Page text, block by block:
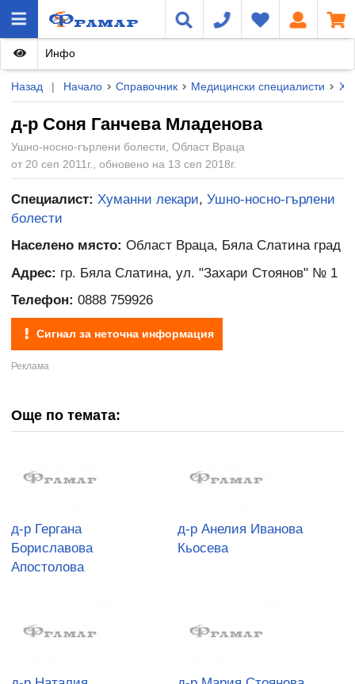
Назад | Начало Справочник Медицински специалисти
д-р Соня Ганчева Младенова
Ушно-носно-гърлени болести, Област Враца
от 20 сеп 2011г., обновено на 13 сеп 2018г.
Инфо
Специалист: Хуманни лекари, Ушно-носно-гърлени
болести
Населено място: Област Враца, Бяла Слатина град
Адрес: гр. Бяла Слатина, ул. "Захари Стоянов" № 1
Телефон: 0888 759926
Сигнал за неточна информация
Още по темата:
д-р Гергана
Бориславова
Апостолова
д-р Анелия Иванова
Кьосева